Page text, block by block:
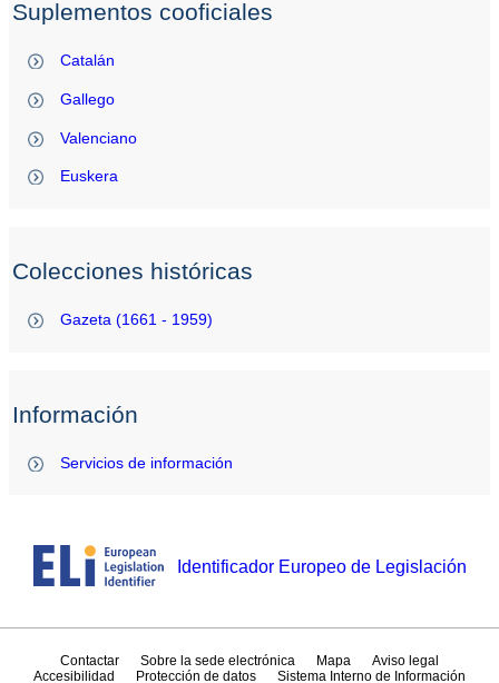
Suplementos cooficiales
Catalán
Gallego
Valenciano
Euskera
Colecciones históricas
Gazeta (1661 - 1959)
Información
Servicios de información
Identificador Europeo de Legislación
Contactar Sobre la sede electrónica Mapa
Aviso legal
Accesibilidad
Protección de datos Sistema Interno de Información